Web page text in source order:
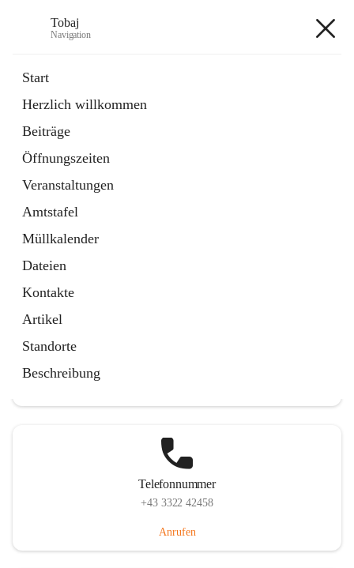
Tobaj
Navigation
Start
Herzlich willkommen
Beiträge
Öffnungszeiten
Veranstaltungen
Amtstafel
Müllkalender
Dateien
Kontakte
Artikel
Standorte
Beschreibung
Externe Webseite
in
Tab
Formulare
2 Schnellzugriffe
Telefonnummer
+43 3322 42458
Anrufen